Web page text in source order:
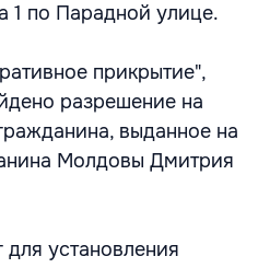
1 по Парадной улице.
прикрытие",
разрешение на
выданное на
Молдовы Дмитрия
установления